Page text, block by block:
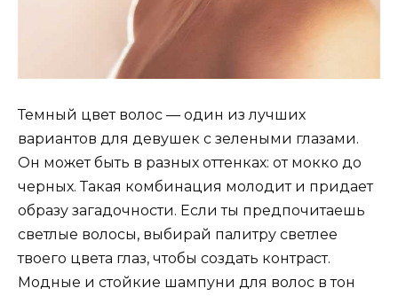
Темный цвет волос — один из лучших
вариантов для девушек с зелеными глазами.
Он может быть в разных оттенках: от мокко до
черных. Такая комбинация молодит и придает
образу загадочности. Если ты предпочитаешь
светлые волосы, выбирай палитру светлее
твоего цвета глаз, чтобы создать контраст.
Модные и стойкие шампуни для волос в тон